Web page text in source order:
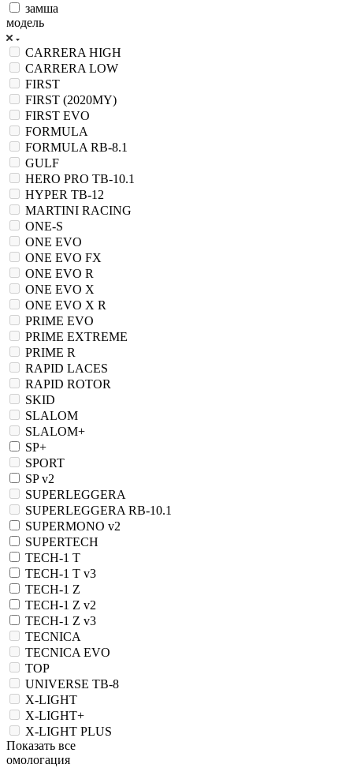
замша
модель
CARRERA HIGH
CARRERA LOW
FIRST
FIRST (2020MY)
FIRST EVO
FORMULA
FORMULA RB-8.1
GULF
HERO PRO TB-10.1
HYPER TB-12
MARTINI RACING
ONE-S
ONE EVO
ONE EVO FX
ONE EVO R
ONE EVO X
ONE EVO X R
PRIME EVO
PRIME EXTREME
PRIME R
RAPID LACES
RAPID ROTOR
SKID
SLALOM
SLALOM+
SP+
SPORT
SP v2
SUPERLEGGERA
SUPERLEGGERA RB-10.1
SUPERMONO v2
SUPERTECH
TECH-1 T
TECH-1 T v3
TECH-1 Z
TECH-1 Z v2
TECH-1 Z v3
TECNICA
TECNICA EVO
TOP
UNIVERSE TB-8
X-LIGHT
X-LIGHT+
X-LIGHT PLUS
Показать все
омологация